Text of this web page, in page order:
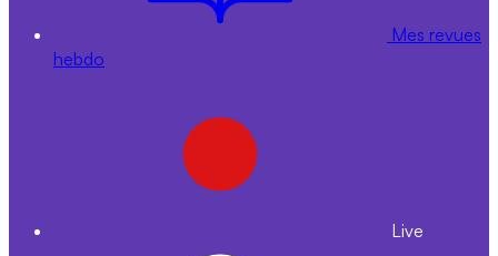
Mes revues
hebdo
Live